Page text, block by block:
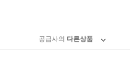
공급사의 다른상품